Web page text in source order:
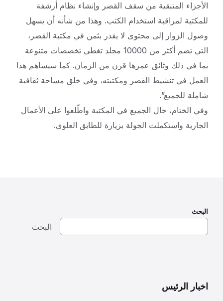
الأجزاء المتبقية من سقف القصر وإنشاء نظام أرشفة
للمكتبة لمراقبة استخدام الكتب. وهذا من شأنه أن يسهل
وصول الزوار إلى محتوى لا يقدر بثمن في مكتبة القصر،
التي تضم أكثر من 10000 مجلد تغطي تخصصات متنوعة
بما في ذلك وثائق عمرها قرن من الزمان. كما سيساهم هذا
العمل في تنشيط القصر ومكتبته، وفي خلق مساحة ثقافية
شاملة للجميع”.
وفي الختام، جال الجميع في المكتبة واطّلعوا على الأعمال
الجارية واستكملت الجولة بزيارة للطابق العلوي.
البحث
البحث
اخبار الرئيس